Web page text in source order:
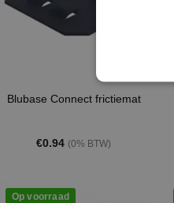
Blubase Connect frictiemat
€0.94 (0% BTW)
Op voorraad